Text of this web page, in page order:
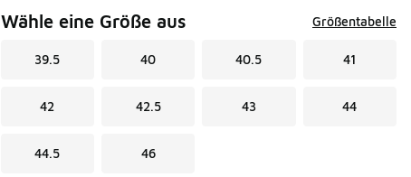
Wähle eine Größe aus Größentabelle
39.5 40 40.5 41
42 42.5 43 44
44.5 46